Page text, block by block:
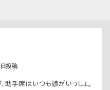
投稿
助手席はいつも娘がいっしょ。